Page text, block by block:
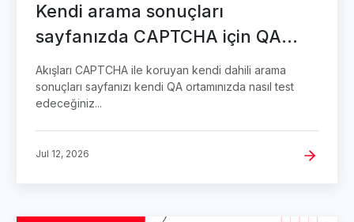
Kendi arama sonuçları
sayfanızda CAPTCHA için QA
testleri
Akışları CAPTCHA ile koruyan kendi dahili arama
sonuçları sayfanızı kendi QA ortamınızda nasıl test
edeceğiniz...
Jul 12, 2026